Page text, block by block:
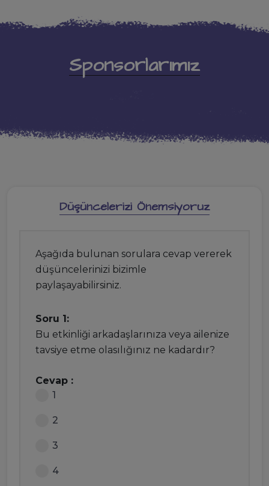
Sponsorlarımız
Düşüncelerizi Önemsiyoruz
Aşağıda bulunan sorulara cevap vererek
düşüncelerinizi bizimle
paylaşayabilirsiniz.
Soru 1:
Bu etkinliği arkadaşlarınıza veya ailenize
tavsiye etme olasılığınız ne kadardır?
Cevap :
1
2
3
4